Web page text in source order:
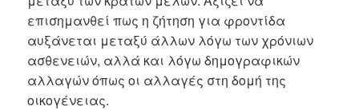
επισημανθεί πως η ζήτηση για φροντίδα
αυξάνεται μεταξύ άλλων λόγω των χρόνιων
ασθενειών, αλλά και λόγω δημογραφικών
αλλαγών όπως οι αλλαγές στη δομή της
οικογένειας.